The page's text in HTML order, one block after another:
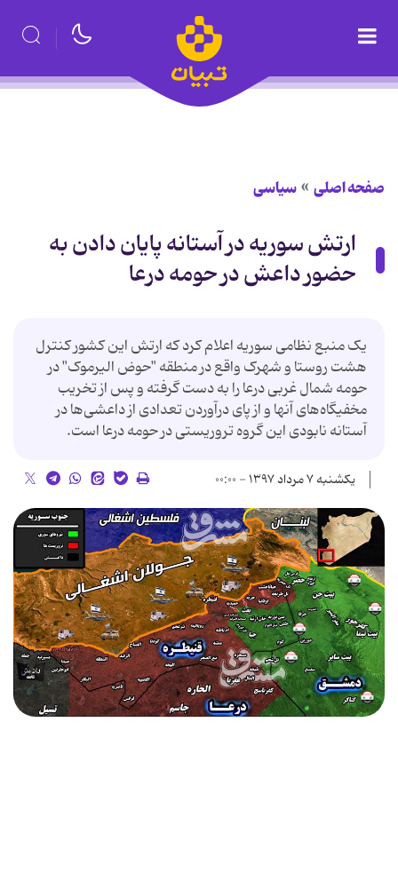
صفحه اصلی سیاسی
ارتش سوریه در آستانه پایان دادن به
حضور داعش در حومه درعا
یک منبع نظامی سوریه اعلام کرد که ارتش این کشور کنترل
هشت روستا و شهرک واقع در منطقه "حوض الیرموک" در
حومه شمال غربی درعا را به دست گرفته و پس از تخریب
مخفیگاه‌های آنها و از پای درآوردن تعدادی از داعشی‌ها در
آستانه نابودی این گروه تروریستی در حومه درعا است.
یکشنبه ۷ مرداد ۱۳۹۷ - ۰۰:۰۰